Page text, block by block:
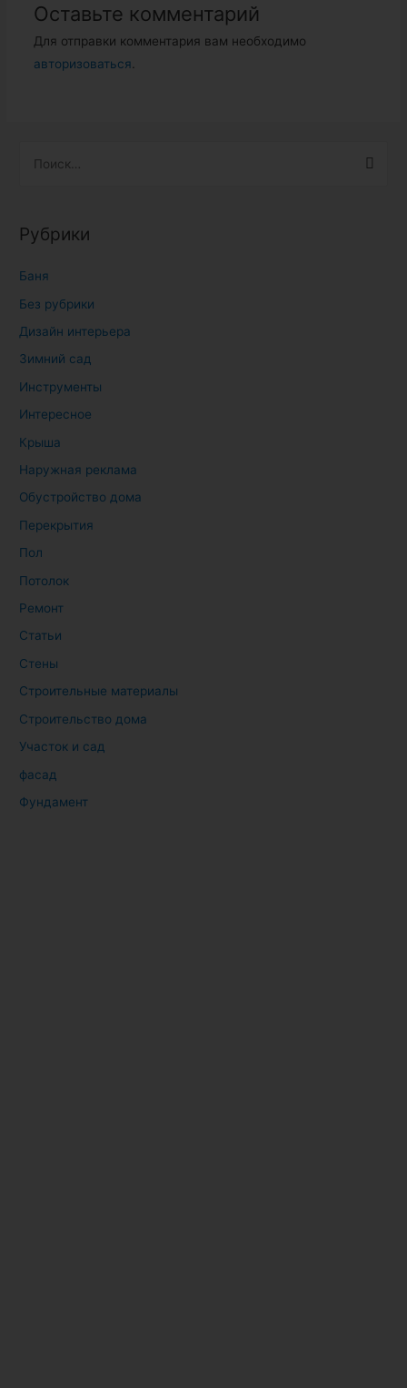
Оставьте комментарий
Для отправки комментария вам необходимо
авторизоваться
т
:
Рубрики
Баня
Без рубрики
Дизайн интерьера
Зимний сад
Инструменты
Интересное
Крыша
Наружная реклама
Обустройство дома
Перекрытия
Пол
Потолок
Ремонт
Статьи
Стены
Строительные материалы
Строительство дома
Участок и сад
фасад
Фундамент